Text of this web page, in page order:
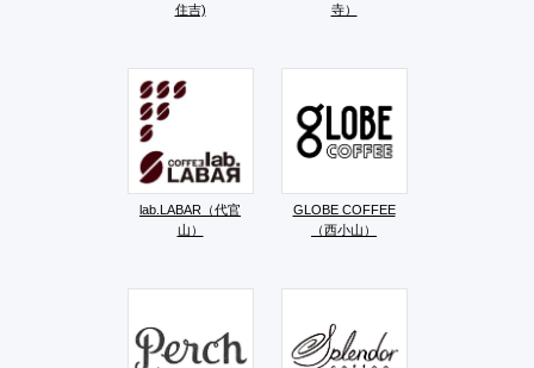
住吉)​
寺）
lab.LABAR（代官
山）
GLOBE COFFEE
（西小山）